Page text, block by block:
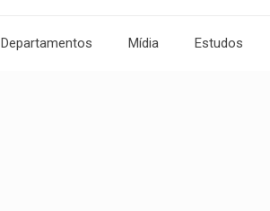
Departamentos Mídia Estudos